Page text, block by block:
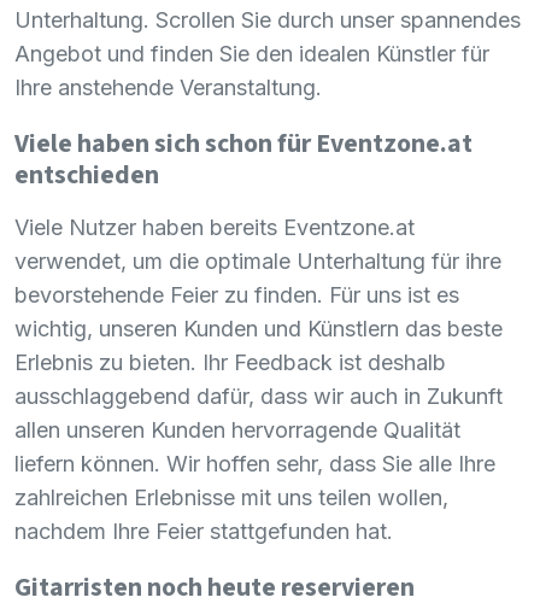
Unterhaltung. Scrollen Sie durch unser spannendes
Angebot und finden Sie den idealen Künstler für
Ihre anstehende Veranstaltung.
Viele haben sich schon für Eventzone.at
entschieden
Viele Nutzer haben bereits Eventzone.at
verwendet, um die optimale Unterhaltung für ihre
bevorstehende Feier zu finden. Für uns ist es
wichtig, unseren Kunden und Künstlern das beste
Erlebnis zu bieten. Ihr Feedback ist deshalb
ausschlaggebend dafür, dass wir auch in Zukunft
allen unseren Kunden hervorragende Qualität
liefern können. Wir hoffen sehr, dass Sie alle Ihre
zahlreichen Erlebnisse mit uns teilen wollen,
nachdem Ihre Feier stattgefunden hat.
Gitarristen noch heute reservieren